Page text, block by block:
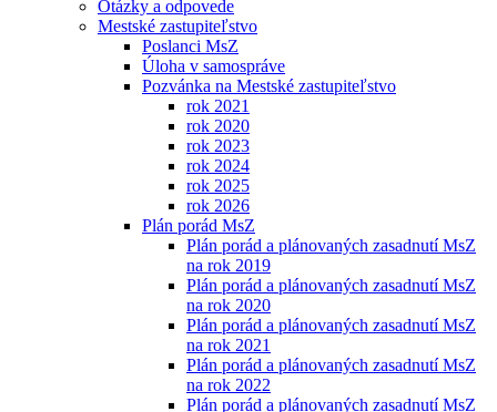
Otázky a odpovede
Mestské zastupiteľstvo
Poslanci MsZ
Úloha v samospráve
Pozvánka na Mestské zastupiteľstvo
rok 2021
rok 2020
rok 2023
rok 2024
rok 2025
rok 2026
Plán porád MsZ
Plán porád a plánovaných zasadnutí MsZ
na rok 2019
Plán porád a plánovaných zasadnutí MsZ
na rok 2020
Plán porád a plánovaných zasadnutí MsZ
na rok 2021
Plán porád a plánovaných zasadnutí MsZ
na rok 2022
Plán porád a plánovaných zasadnutí MsZ